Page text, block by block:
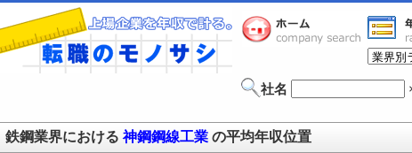
社名
鉄鋼業界における神鋼鋼線工業 の平均年収位置